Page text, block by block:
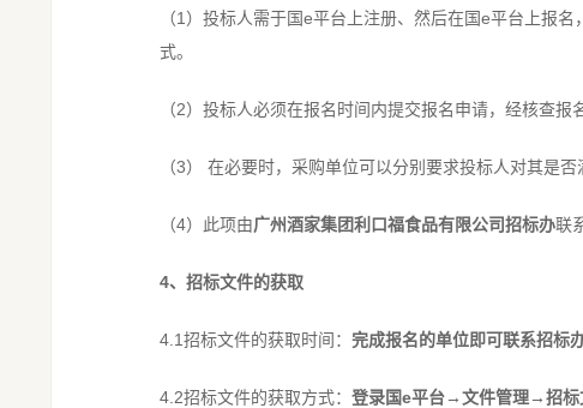
（1）投标人需于国e平台上注册、然后在国e平台上报
式。
（2）投标人必须在报名时间内提交报名申请，经核查
（3） 在必要时，采购单位可以分别要求投标人对其是
（4）此项由广州酒家集团利口福食品有限公司招标办联
4、招标文件的获取
4.1招标文件的获取时间： 完成报名的单位即可联系招标
4.2招标文件的获取方式： 登录国e平台→文件管理→招标